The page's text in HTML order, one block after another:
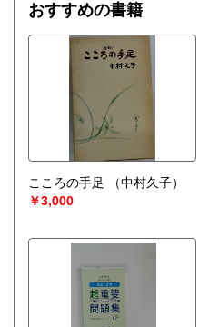
おすすめの書籍
こころの手足
（中村久子）
￥3,000